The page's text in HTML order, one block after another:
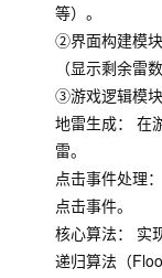
等）。
②界面构建模
（显示剩余雷
③游戏逻辑模块
地雷生成： 在
雷。
点击事件处理
点击事件。
核心算法： 实
递归算法（